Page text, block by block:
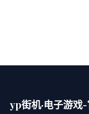
yp街机·电子游戏